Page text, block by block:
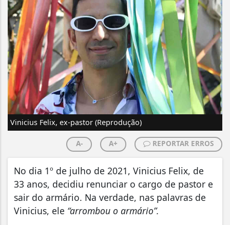
Vinicius Felix, ex-pastor (Reprodução)
A- A+ REPORTAR ERROS
No dia 1º de julho de 2021, Vinicius Felix, de
33 anos, decidiu renunciar o cargo de pastor e
sair do armário. Na verdade, nas palavras de
Vinicius, ele “arrombou o armário”.